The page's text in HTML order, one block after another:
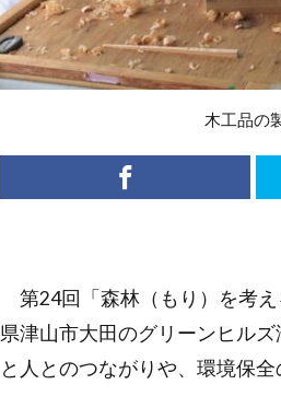
木工品の
第24回「森林（もり）を考
県津山市大田のグリーンヒル
と人とのつながりや、環境保